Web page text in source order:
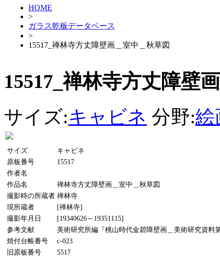
HOME
>
ガラス乾板データベース
>
15517_禅林寺方丈障壁画＿室中＿秋草図
15517_禅林寺方丈障壁
サイズ:キャビネ 分野:絵
サイズ
キャビネ
原板番号
15517
作者名
作品名
禅林寺方丈障壁画＿室中＿秋草図
撮影時の所蔵者 禅林寺
現所蔵者
[禅林寺]
撮影年月日
[19340626～19351115]
参考文献
美術研究所編『桃山時代金碧障壁画＿美術研究資料
焼付台帳番号
c-023
旧原板番号
5517